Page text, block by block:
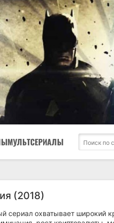
МУЛЬТСЕРИАЛЫ
(2018)
сериал охватывает широкий